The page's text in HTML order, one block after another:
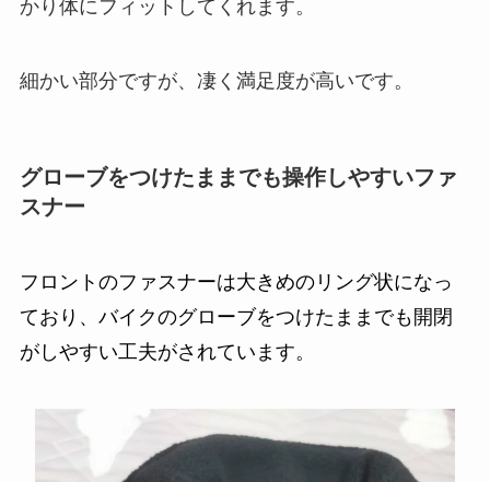
かり体にフィットしてくれます。
細かい部分ですが、凄く満足度が高いです。
グローブをつけたままでも操作しやすいファ
スナー
フロントのファスナーは大きめのリング状になっ
ており、バイクのグローブをつけたままでも開閉
がしやすい工夫がされています。